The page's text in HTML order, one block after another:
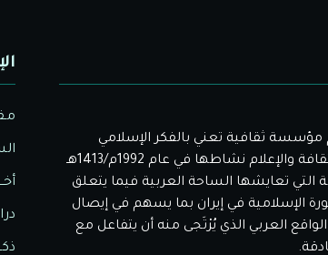
مؤسسة ثقافية تعني بالفكر الإسلامي
الأصيل. بدأت دار الولاية للثقافة والإعلام نشاطها في عام 1992م/1413هـ
تعايشها الساحة العربية فيما يتعلق
الإسلامية في إيران بما يسهم في إيصال
العربي الذي يُرْتَجى منه أن يتفاعل مع